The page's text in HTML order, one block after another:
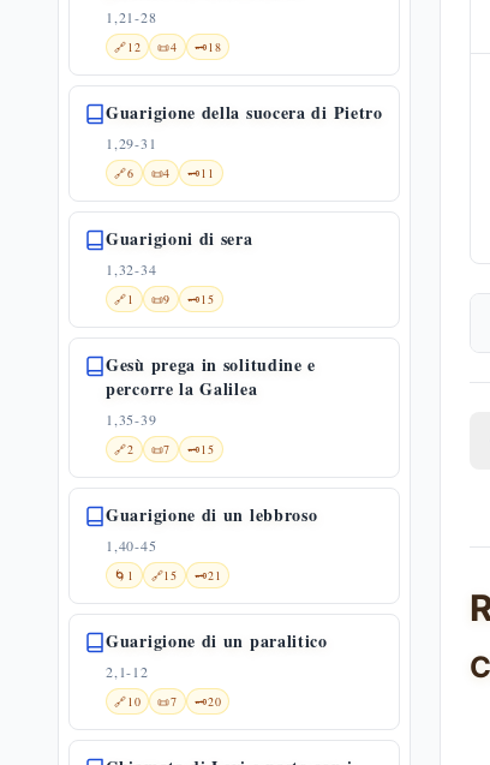
1,21-28
🔗12 📜4 🗝️18
Guarigione della suocera di Pietro
1,29-31
🔗6 📜4 🗝️11
Guarigioni di sera
1,32-34
🔗1 📜9 🗝️15
Gesù prega in solitudine e
percorre la Galilea
1,35-39
🔗2 📜7 🗝️15
Guarigione di un lebbroso
1,40-45
🌀 1 🔗15 🗝️21
Guarigione di un paralitico
2,1-12
🔗10 📜7 🗝️20